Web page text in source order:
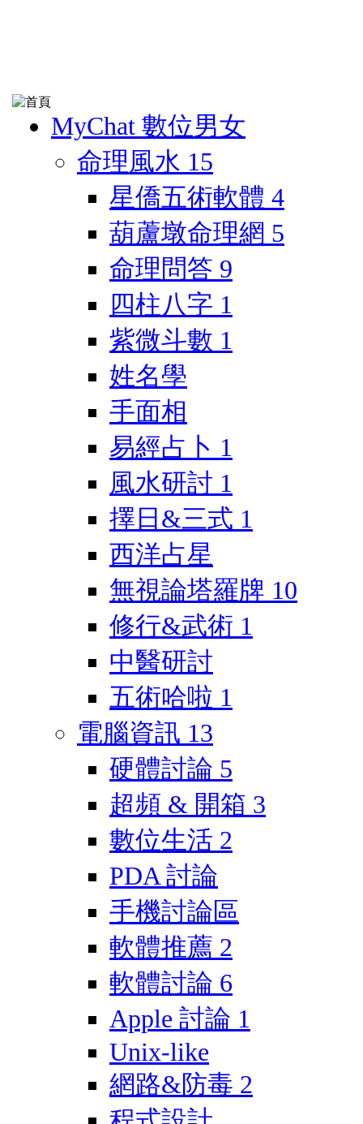
MyChat 數位男女
命理風水 15
星僑五術軟體 4
葫蘆墩命理網 5
命理問答 9
四柱八字 1
紫微斗數 1
姓名學
手面相
易經占卜 1
風水研討 1
擇日&三式 1
西洋占星
無視論塔羅牌 10
修行&武術 1
中醫研討
五術哈啦 1
電腦資訊 13
硬體討論 5
超頻 & 開箱 3
數位生活 2
PDA 討論
手機討論區
軟體推薦 2
軟體討論 6
Apple 討論 1
Unix-like
網路&防毒 2